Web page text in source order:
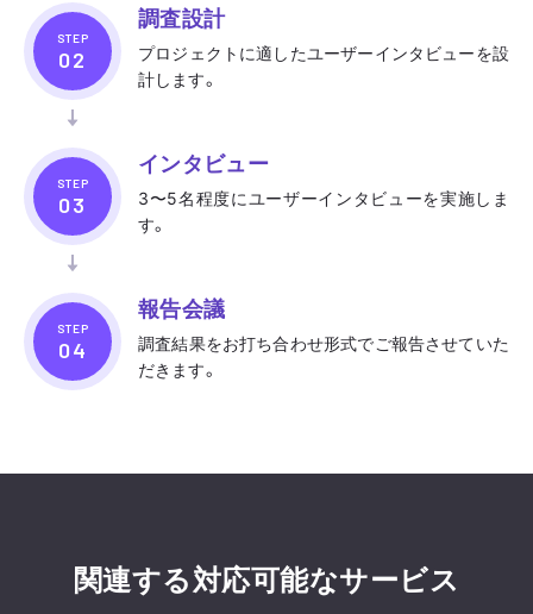
STEP
調査設計
プロジェクトに適したユーザーインタビューを設
計します。
STEP
インタビュー
3〜5名程度にユーザーインタビューを実施しま
す。
STEP
報告会議
調査結果をお打ち合わせ形式でご報告させていた
だきます。
関連する対応可能なサービス